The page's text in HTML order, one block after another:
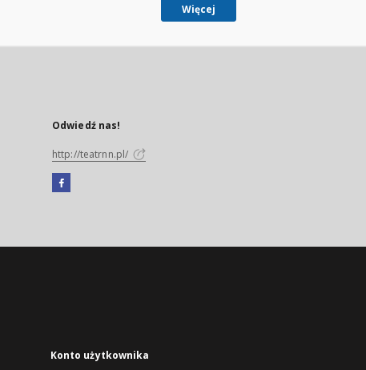
Więcej
Odwiedź nas!
http://teatrnn.pl/
Facebook
się
Konto użytkownika